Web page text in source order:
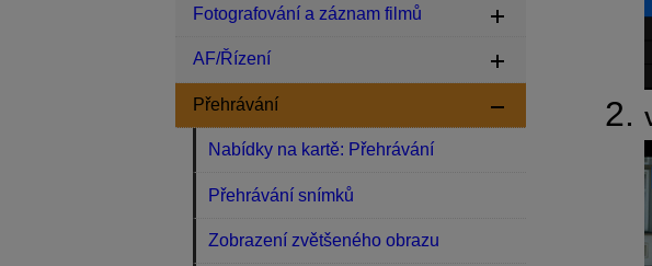
Fotografování a záznam filmů
AF/Řízení
Přehrávání
Nabídky na kartě: Přehrávání
Přehrávání snímků
Zobrazení zvětšeného obrazu